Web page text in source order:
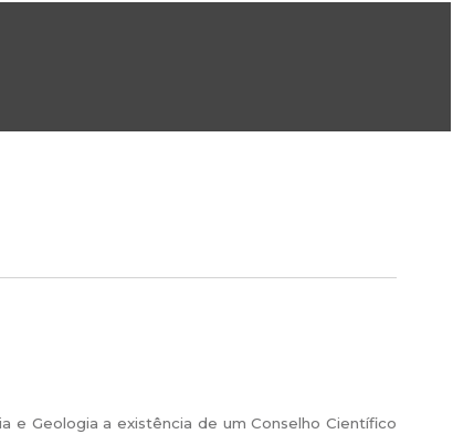
e Geologia a existência de um Conselho Científico